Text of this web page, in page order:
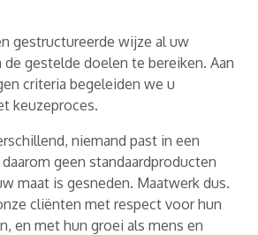
gestructureerde wijze al uw
gestelde doelen te bereiken. Aan
criteria begeleiden we u
keuzeproces.
niemand past in een
geen standaardproducten
maat is gesneden. Maatwerk dus.
cliënten met respect voor hun
en met hun groei als mens en